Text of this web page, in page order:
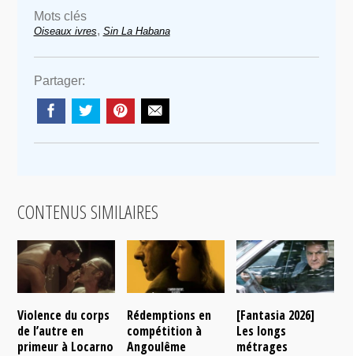
Mots clés
Oiseaux ivres, Sin La Habana
Partager:
CONTENUS SIMILAIRES
Violence du corps
de l’autre en
primeur à Locarno
Rédemptions en
compétition à
Angoulême
[Fantasia 2026]
Les longs
métrages